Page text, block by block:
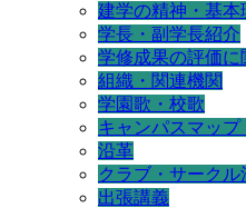
建学の精神・基
学長・副学長紹介
学修成果の評価に
組織・関連機関
学園歌・校歌
キャンパスマップ
沿革
クラブ・サークル
出張講義